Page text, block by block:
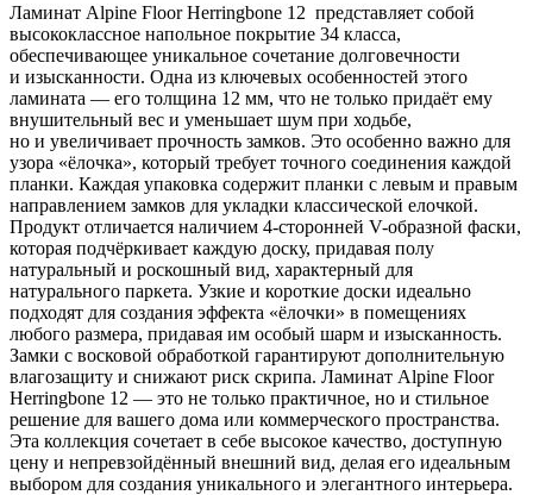
Ламинат Alpine Floor Herringbone 12 представляет собой
высококлассное напольное покрытие 34 класса,
обеспечивающее уникальное сочетание долговечности
и изысканности. Одна из ключевых особенностей этого
ламината — его толщина 12 мм, что не только придаёт ему
внушительный вес и уменьшает шум при ходьбе,
но и увеличивает прочность замков. Это особенно важно для
узора «ёлочка», который требует точного соединения каждой
планки. Каждая упаковка содержит планки с левым и правым
направлением замков для укладки классической елочкой.
Продукт отличается наличием 4-сторонней V-образной фаски,
которая подчёркивает каждую доску, придавая полу
натуральный и роскошный вид, характерный для
натурального паркета. Узкие и короткие доски идеально
подходят для создания эффекта «ёлочки» в помещениях
любого размера, придавая им особый шарм и изысканность.
Замки с восковой обработкой гарантируют дополнительную
влагозащиту и снижают риск скрипа. Ламинат Alpine Floor
Herringbone 12 — это не только практичное, но и стильное
решение для вашего дома или коммерческого пространства.
Эта коллекция сочетает в себе высокое качество, доступную
цену и непревзойдённый внешний вид, делая его идеальным
выбором для создания уникального и элегантного интерьера.